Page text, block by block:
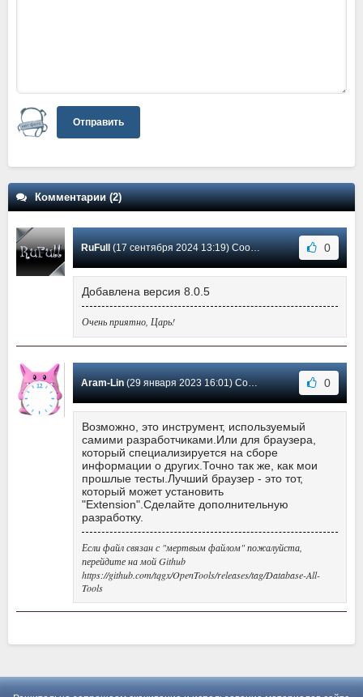
Отправить
Комментарии (2)
RuFull (17 сентября 2024 13:19) Сообщение #2 0
Добавлена версия 8.0.5
Очень приятно, Царь!
Aram-Lin(29 января 2023 16:01) Сообщение #1 0
Возможно, это инструмент, используемый
самими разработчиками.Или для браузера,
который специализируется на сборе
информации о других.Точно так же, как мои
прошлые тесты.Лучший браузер - это тот,
который может установить
"Extension".Сделайте дополнительную
разработку.
Если файл связан с "мертвым файлом" пожалуйста,
перейдите на мой Github
https://github.com/tqgx/OpenTools/releases/tag/Database-All-
Tools